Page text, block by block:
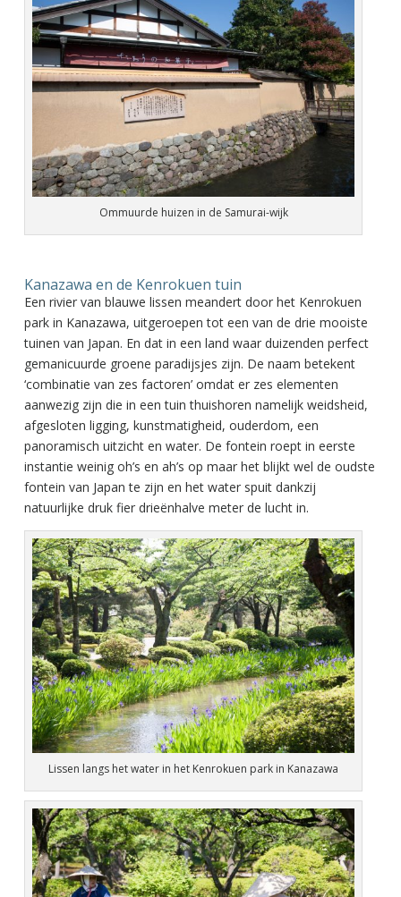
Ommuurde huizen in de Samurai-wijk
Kanazawa en de Kenrokuen tuin
Een rivier van blauwe lissen meandert door het Kenrokuen
park in Kanazawa, uitgeroepen tot een van de drie mooiste
tuinen van Japan. En dat in een land waar duizenden perfect
gemanicuurde groene paradijsjes zijn. De naam betekent
‘combinatie van zes factoren’ omdat er zes elementen
aanwezig zijn die in een tuin thuishoren namelijk weidsheid,
afgesloten ligging, kunstmatigheid, ouderdom, een
panoramisch uitzicht en water. De fontein roept in eerste
instantie weinig oh’s en ah’s op maar het blijkt wel de oudste
fontein van Japan te zijn en het water spuit dankzij
natuurlijke druk fier drieënhalve meter de lucht in.
Lissen langs het water in het Kenrokuen park in Kanazawa